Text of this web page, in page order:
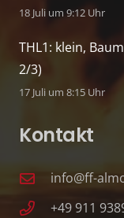
18 Juli um 9:12 Uhr
THL1: klein,
2/3)
17 Juli um 8:15 Uhr
Kontakt
info@ff-
+49 911